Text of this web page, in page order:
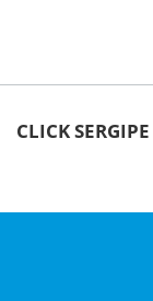
CLICK SERGIPE